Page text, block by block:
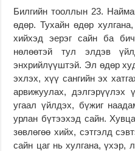
Билгийн тооллын 23.
өдөр. Тухайн өдөр
хийхэд эерэг сайн ба
нөлөөтэй тул элдэв
энхрийлүүштэй. Эл өдөр
эхлэх, хүү сангийн эх
арвижуулах, дэлгэрүүлэх
угаал үйлдэх, бүжиг
урлан бүтээхэд сайн.
зөвлөгөө хийх, сэтгэлд
сайн цаг нь хулгана, үхэр,